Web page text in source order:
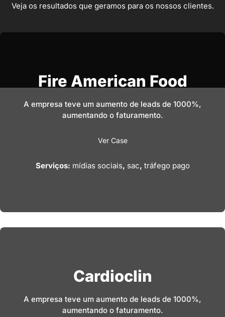
Veja os resultados que geramos para os nossos clientes.
Fire American Food
A empresa teve um aumento de leads de 1000%,
aumentando o faturamento.
Ver Case
Serviços: mídias sociais, sac, tráfego pago
Cardioclin
A empresa teve um aumento de leads de 1000%,
aumentando o faturamento.